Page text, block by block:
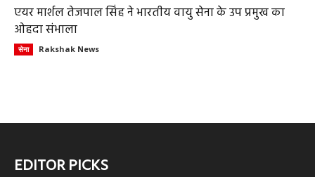
एयर मार्शल तेजपाल सिंह ने भारतीय वायु सेना के उप प्रमुख का
ओहदा संभाला
सेना Rakshak News
EDITOR PICKS